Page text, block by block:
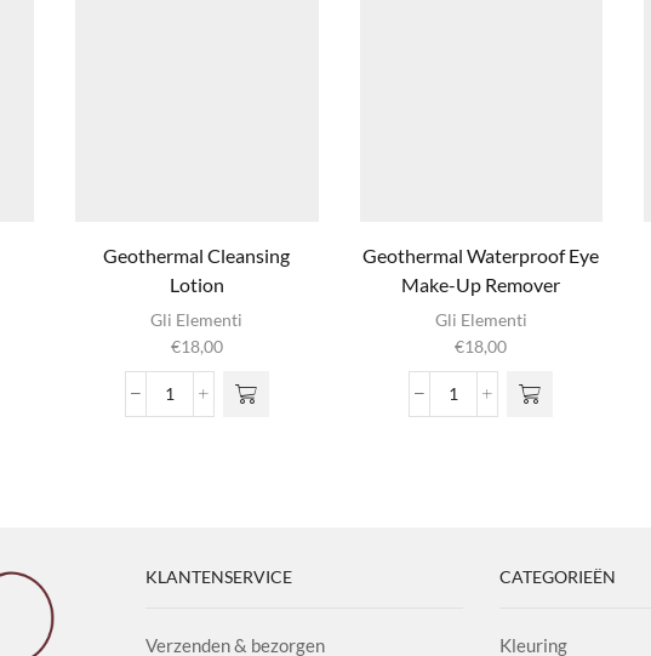
Geothermal Cleansing
Lotion
Gli Elementi
€18,00
Geothermal
Geothermal Waterproof Eye
Make-Up Remover
Gli Elementi
€18,00
Geothermal
KLANTENSERVICE
Verzenden & bezorgen
CATEGORIEËN
Kleuring